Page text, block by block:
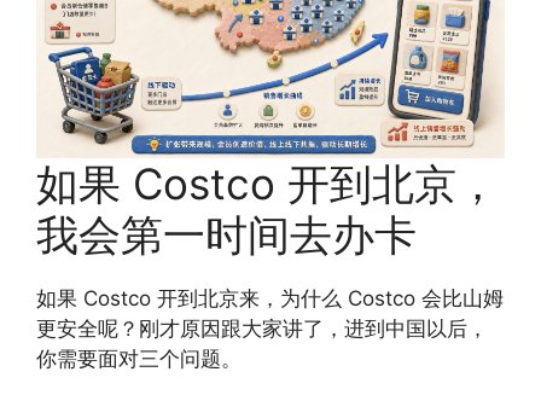
如果 Costco 开到北京，
我会第一时间去办卡
如果 Costco 开到北京来，为什么 Costco 会比山姆
更安全呢？刚才原因跟大家讲了，进到中国以后，
你需要面对三个问题。